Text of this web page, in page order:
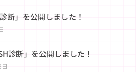
断」を公開しました！
診断」を公開しました！